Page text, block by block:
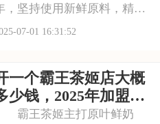
，坚持使用新鲜原料，精心
配每一杯饮品，以稳定的品
，不少投资者想加盟。那
，加盟古茗的费用情况如何
呢？下面就来看看古茗
07-01 16:31:52
一个霸王茶姬店大概
少钱，2025年加盟费
用明细与成本预算
霸王茶姬主打原叶鲜奶